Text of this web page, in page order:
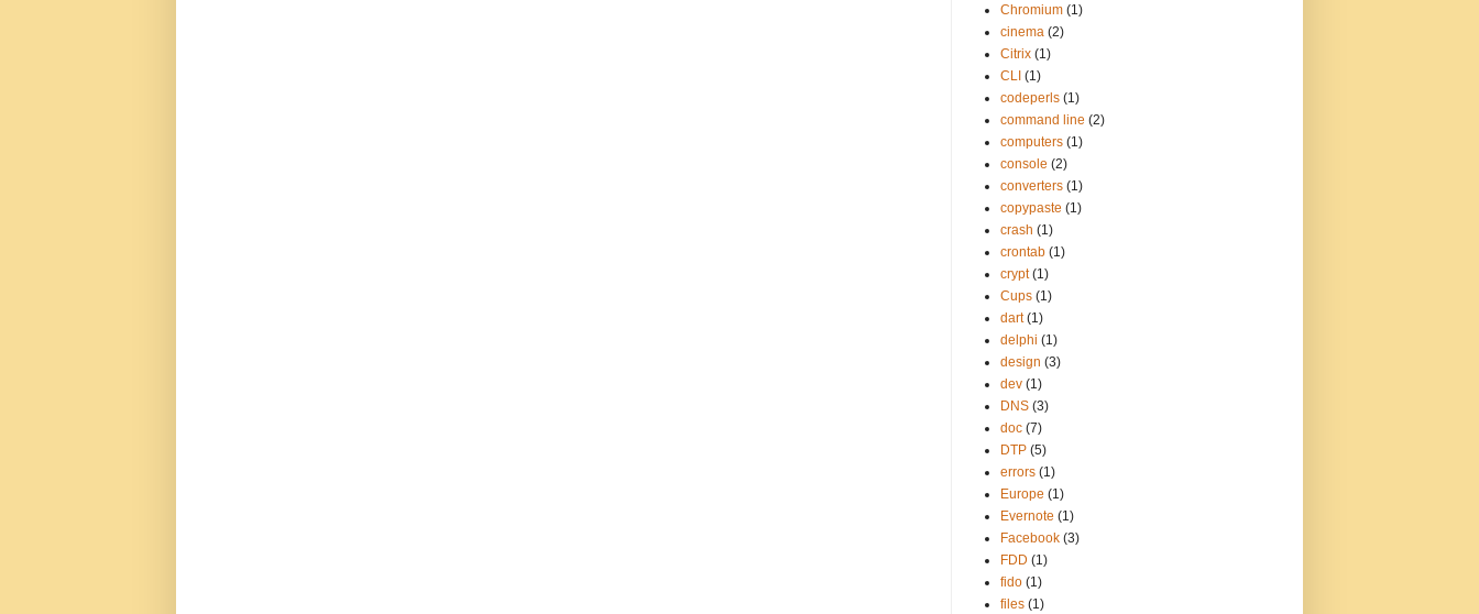
Chromium (1)
cinema (2)
Citrix (1)
CLI (1)
codeperls (1)
command line (2)
computers (1)
console (2)
converters (1)
copypaste (1)
crash (1)
crontab (1)
crypt (1)
Cups (1)
dart (1)
delphi (1)
design (3)
dev (1)
DNS (3)
doc (7)
DTP (5)
errors (1)
Europe (1)
Evernote (1)
Facebook (3)
FDD (1)
fido (1)
files (1)